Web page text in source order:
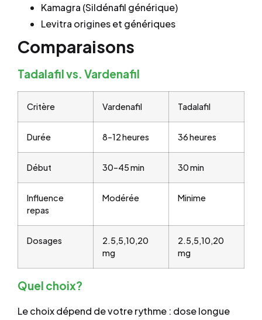
Kamagra (Sildénafil générique)
Levitra origines et génériques
Comparaisons
Tadalafil vs. Vardenafil
Critère Vardenafil Tadalafil
Durée 8–12 heures 36 heures
Début 30–45 min 30 min
Influence
repas
Modérée Minime
Dosages
2.5,5,10,20
mg
2.5,5,10,20
mg
Quel choix?
Le choix dépend de votre rythme : dose longue